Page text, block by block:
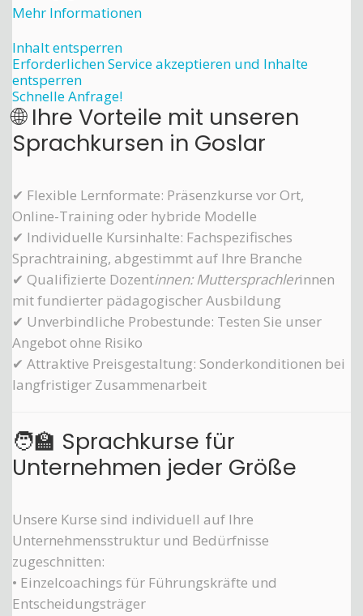
Mehr Informationen
Inhalt entsperren
Erforderlichen Service akzeptieren und Inhalte
entsperren
Schnelle Anfrage!
🌐 Ihre Vorteile mit unseren
Sprachkursen in Goslar
✔ Flexible Lernformate: Präsenzkurse vor Ort,
Online-Training oder hybride Modelle
✔ Individuelle Kursinhalte: Fachspezifisches
Sprachtraining, abgestimmt auf Ihre Branche
✔ Qualifizierte Dozentinnen: Muttersprachlerinnen
mit fundierter pädagogischer Ausbildung
✔ Unverbindliche Probestunde: Testen Sie unser
Angebot ohne Risiko
✔ Attraktive Preisgestaltung: Sonderkonditionen bei
langfristiger Zusammenarbeit
🧑‍🏫 Sprachkurse für
Unternehmen jeder Größe
Unsere Kurse sind individuell auf Ihre
Unternehmensstruktur und Bedürfnisse
zugeschnitten:
• Einzelcoachings für Führungskräfte und
Entscheidungsträger